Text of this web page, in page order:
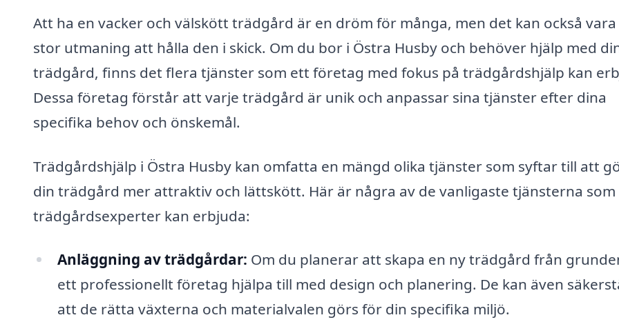
Att ha en vacker och välskött trädgård är en dröm för många, men det kan också vara
stor utmaning att hålla den i skick. Om du bor i Östra Husby och behöver hjälp med
trädgård, finns det flera tjänster som ett företag med fokus på trädgårdshjälp kan
Dessa företag förstår att varje trädgård är unik och anpassar sina tjänster efter dina
specifika behov och önskemål.
Trädgårdshjälp i Östra Husby kan omfatta en mängd olika tjänster som syftar till att
din trädgård mer attraktiv och lättskött. Här är några av de vanligaste tjänsterna som
trädgårdsexperter kan erbjuda:
Anläggning av trädgårdar: Om du planerar att skapa en ny trädgård från
ett professionellt företag hjälpa till med design och planering. De kan även
att de rätta växterna och materialvalen görs för din specifika miljö.